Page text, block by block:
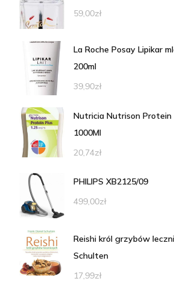
59,00zł
La Roche Posay Lipikar
200ml
39,90zł
Nutricia Nutrison Protein
1000Ml
20,74zł
PHILIPS XB2125/09
499,00zł
Reishi król grzybów
Schulten
17,99zł